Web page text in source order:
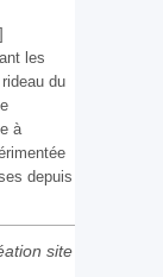
les
du
à
depuis
site